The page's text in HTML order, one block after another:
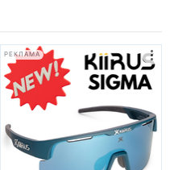
РЕКЛАМА